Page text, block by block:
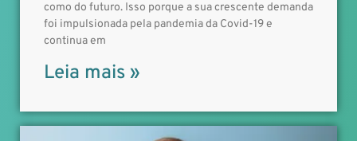
como do futuro. Isso porque a sua crescente demanda
foi impulsionada pela pandemia da Covid-19 e
continua em
Leia mais »